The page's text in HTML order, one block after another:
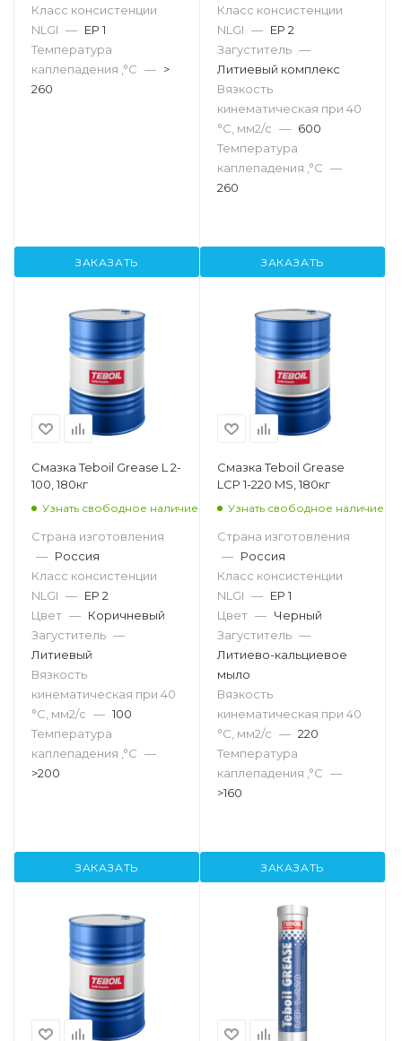
Класс консистенции
NLGI — EP 1
Температура
каплепадения ,°C — >
260
ЗАКАЗАТЬ
Класс консистенции
NLGI — EP 2
Загуститель —
Литиевый комплекс
Вязкость
кинематическая при 40
°С, мм2/с — 600
Температура
каплепадения ,°C —
260
ЗАКАЗАТЬ
Смазка Teboil Grease L 2-
100, 180кг
Узнать свободное наличие
Страна изготовления
— Россия
Класс консистенции
NLGI — EP 2
Цвет — Коричневый
Загуститель —
Литиевый
Вязкость
кинематическая при 40
°С, мм2/с — 100
Температура
каплепадения ,°C —
>200
ЗАКАЗАТЬ
Смазка Teboil Grease
LCP 1-220 MS, 180кг
Узнать свободное наличие
Страна изготовления
— Россия
Класс консистенции
NLGI — EP 1
Цвет — Черный
Загуститель —
Литиево-кальциевое
мыло
Вязкость
кинематическая при 40
°С, мм2/с — 220
Температура
каплепадения ,°C —
>160
ЗАКАЗАТЬ